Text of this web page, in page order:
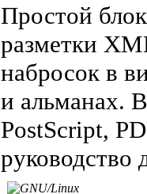
Простой
разметки
набросок в
и альманах.
PostScript,
руководство